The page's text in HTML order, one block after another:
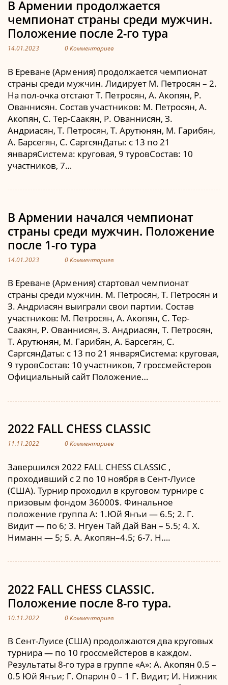
В Армении продолжается
чемпионат страны среди мужчин.
Положение после 2-го тура
14.01.2023 0 Комментариев
В Ереване (Армения) продолжается чемпионат
страны среди мужчин. Лидирует М. Петросян – 2.
На пол-очка отстают Т. Петросян, А. Акопян, Р.
Ованнисян. Состав участников: М. Петросян, А.
Акопян, С. Тер-Саакян, Р. Ованнисян, З.
Андриасян, Т. Петросян, Т. Арутюнян, М. Гарибян,
А. Барсегян, С. СаргсянДаты: с 13 по 21
январяСистема: круговая, 9 туровСостав: 10
участников, 7…
В Армении начался чемпионат
страны среди мужчин. Положение
после 1-го тура
14.01.2023 0 Комментариев
В Ереване (Армения) стартовал чемпионат
страны среди мужчин. М. Петросян, Т. Петросян и
З. Андриасян выиграли свои партии. Состав
участников: М. Петросян, А. Акопян, С. Тер-
Саакян, Р. Ованнисян, З. Андриасян, Т. Петросян,
Т. Арутюнян, М. Гарибян, А. Барсегян, С.
СаргсянДаты: с 13 по 21 январяСистема: круговая,
9 туровСостав: 10 участников, 7 гроссмейстеров
Официальный сайт Положение…
2022 FALL CHESS CLASSIC
11.11.2022 0 Комментариев
Завершился 2022 FALL CHESS CLASSIC ,
проходивший с 2 по 10 ноября в Сент-Луисе
(США). Турнир проходил в круговом турнире с
призовым фондом 36000$. Финальное
положение группа А: 1.Юй Янъи — 6.5; 2. Г.
Видит — по 6; 3. Нгуен Тай Дай Ван – 5.5; 4. Х.
Ниманн — 5; 5. А. Акопян–4.5; 6-7. Н….
2022 FALL CHESS CLASSIC.
Положение после 8-го тура.
10.11.2022 0 Комментариев
В Сент-Луисе (США) продолжаются два круговых
турнира — по 10 гроссмейстеров в каждом.
Результаты 8-го тура в группе «А»: А. Акопян 0.5 –
0.5 Юй Янъи; Г. Опарин 0 – 1 Г. Видит; И. Нижник